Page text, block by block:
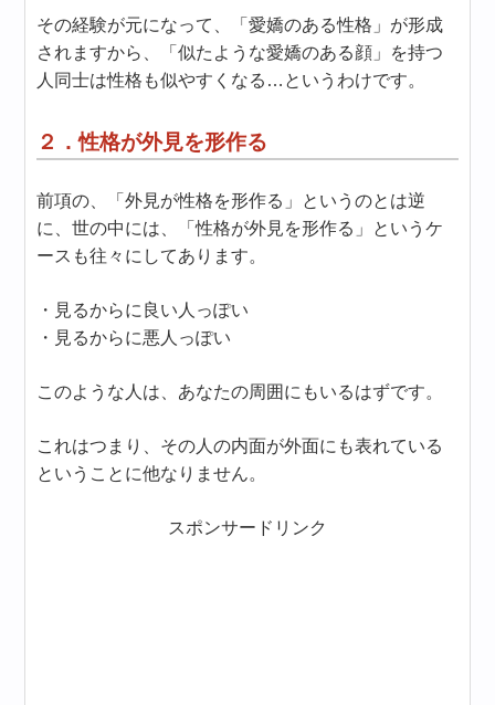
その経験が元になって、「愛嬌のある性格」が形成
されますから、「似たような愛嬌のある顔」を持つ
人同士は性格も似やすくなる…というわけです。
２．性格が外見を形作る
前項の、「外見が性格を形作る」というのとは逆
に、世の中には、「性格が外見を形作る」というケ
ースも往々にしてあります。
・見るからに良い人っぽい
・見るからに悪人っぽい
このような人は、あなたの周囲にもいるはずです。
これはつまり、その人の内面が外面にも表れている
ということに他なりません。
スポンサードリンク